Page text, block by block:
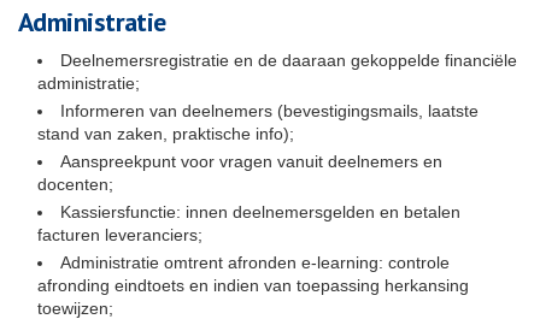
Administratie
Deelnemersregistratie en de daaraan gekoppelde financiële
administratie;
Informeren van deelnemers (bevestigingsmails, laatste
stand van zaken, praktische info);
Aanspreekpunt voor vragen vanuit deelnemers en
docenten;
Kassiersfunctie: innen deelnemersgelden en betalen
facturen leveranciers;
Administratie omtrent afronden e-learning: controle
afronding eindtoets en indien van toepassing herkansing
toewijzen;